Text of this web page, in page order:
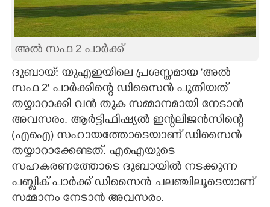
ASTRO
LITERATURE
CONTACT US
അൽ സഫ 2 പാർക്ക്
ദുബായ്: യുഎഇയിലെ പ്രശസ്തമായ 'അൽ
സഫ 2' പാർക്കിന്റെ ഡിസൈൻ പുതിയത്
തയ്യാറാക്കി വൻ തുക സമ്മാനമായി നേടാൻ
അവസരം. ആർട്ടിഫിഷ്യൽ ഇന്റലിജൻസിന്റെ
(എഐ) സഹായത്തോടെയാണ് ഡിസൈൻ
തയ്യാറാക്കേണ്ടത്. എഐയുടെ
സഹകരണത്തോടെ ദുബായിൽ നടക്കുന്ന
പബ്ളിക് പാർക്ക് ഡ‌ിസൈൻ ചലഞ്ചിലൂടെയാണ്
സമ്മാനം നേടാൻ അവസരം.